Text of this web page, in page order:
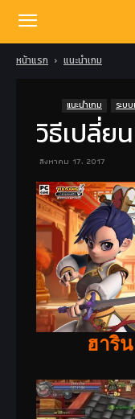
หน้าแรก แนะนำเกม
แนะนำเกม ระบ
วิธีเปลี่ย
สิงหาคม 17, 2017
ฮาริ